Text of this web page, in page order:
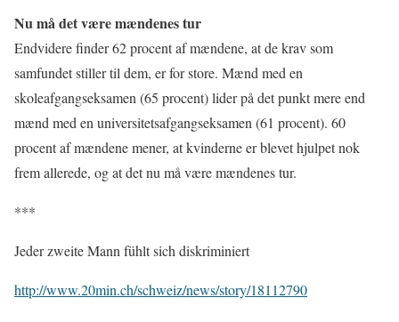
Nu må det være mændenes tur
Endvidere finder 62 procent af mændene, at de krav som
samfundet stiller til dem, er for store. Mænd med en
skoleafgangseksamen (65 procent) lider på det punkt mere end
mænd med en universitetsafgangseksamen (61 procent). 60
procent af mændene mener, at kvinderne er blevet hjulpet nok
frem allerede, og at det nu må være mændenes tur.
***
Jeder zweite Mann fühlt sich diskriminiert
http://www.20min.ch/schweiz/news/story/18112790